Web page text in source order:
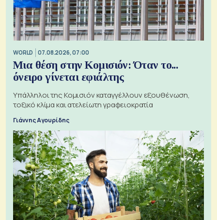
WORLD 07.08.2026, 07:00
Μια θέση στην Κομισιόν: Όταν το...
όνειρο γίνεται εφιάλτης
Υπάλληλοι της Κομισιόν καταγγέλλουν εξουθένωση,
τοξικό κλίμα και ατελείωτη γραφειοκρατία
Γιάννης Αγουρίδης